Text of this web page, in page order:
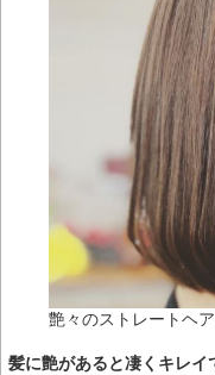
艶々のストレートヘ
髪に艶があると凄くキレイ